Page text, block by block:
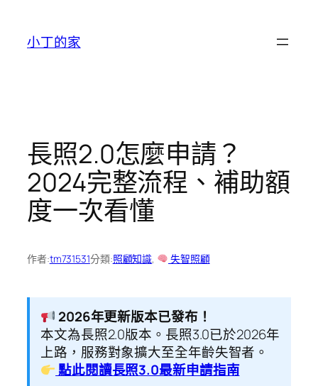
小丁的家
長照2.0怎麼申請？
2024完整流程、補助額
度一次看懂
作者:tm731531分類:照顧知識, 失智照顧
2026年更新版本已發布！
本文為長照2.0版本。長照3.0已於2026年
上路，服務對象擴大至全年齡失智者。
點此閱讀長照3.0最新申請指南